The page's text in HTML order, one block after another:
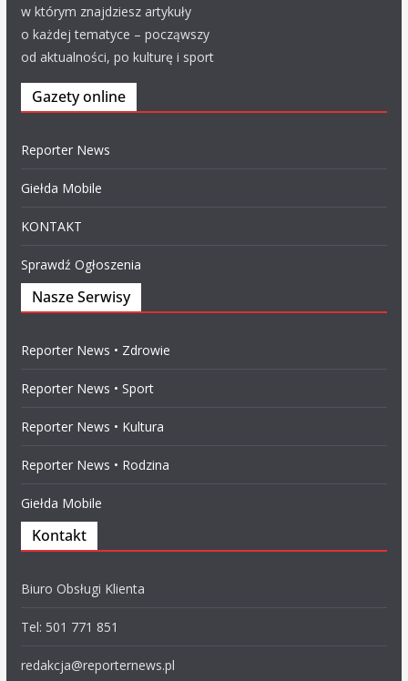
w którym znajdziesz artykuły
o każdej tematyce – począwszy
od aktualności, po kulturę i sport
Gazety online
Reporter News
Giełda Mobile
KONTAKT
Sprawdź Ogłoszenia
Nasze Serwisy
Reporter News • Zdrowie
Reporter News • Sport
Reporter News • Kultura
Reporter News • Rodzina
Giełda Mobile
Kontakt
Biuro Obsługi Klienta
Tel: 501 771 851
redakcja@reporternews.pl